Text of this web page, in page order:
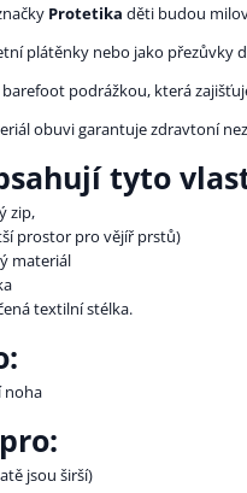
Protetika děti budou
plátěnky nebo jako přezůvky
podrážkou, která
obuvi garantuje zdravtoní
tyto
zip,
prostor pro vějíř prstů)
materiál
textilní stélka.
noha
jsou širší)